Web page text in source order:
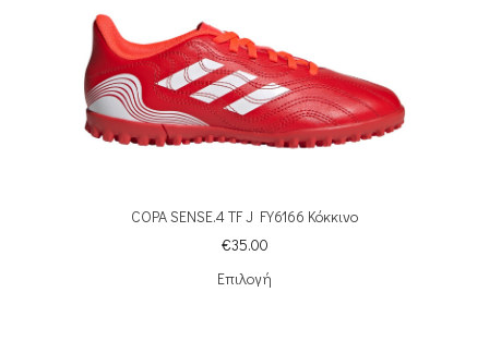
COPA SENSE.4 TF J FY6166 Κόκκινο
€35.00
Επιλογή